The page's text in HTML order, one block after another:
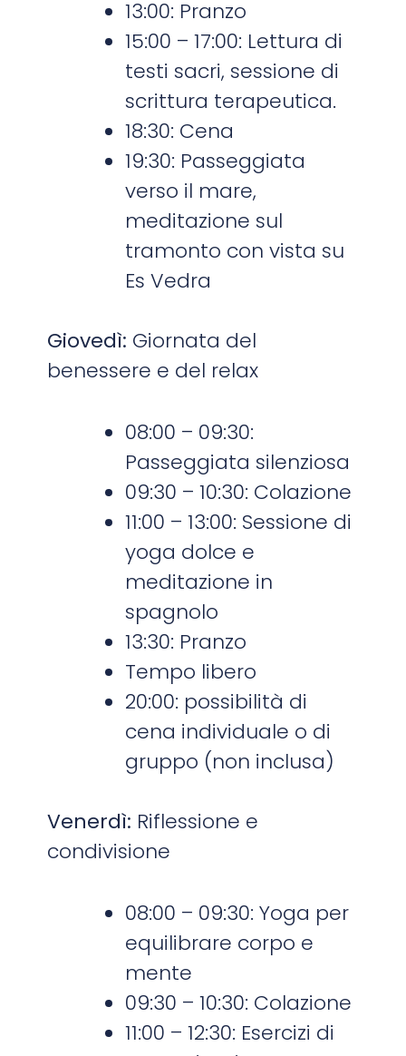
13:00: Pranzo
15:00 – 17:00: Lettura di
testi sacri, sessione di
scrittura terapeutica.
18:30: Cena
19:30: Passeggiata
verso il mare,
meditazione sul
tramonto con vista su
Es Vedra
Giovedì: Giornata del
benessere e del relax
08:00 – 09:30:
Passeggiata silenziosa
09:30 – 10:30: Colazione
11:00 – 13:00: Sessione di
yoga dolce e
meditazione in
spagnolo
13:30: Pranzo
Tempo libero
20:00: possibilità di
cena individuale o di
gruppo (non inclusa)
Venerdì: Riflessione e
condivisione
08:00 – 09:30: Yoga per
equilibrare corpo e
mente
09:30 – 10:30: Colazione
11:00 – 12:30: Esercizi di